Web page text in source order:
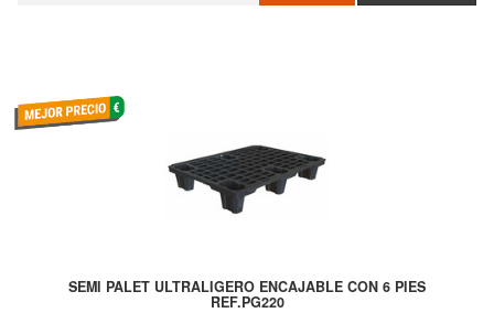
SEMI PALET ULTRALIGERO ENCAJABLE CON 6 PIES
REF.PG220